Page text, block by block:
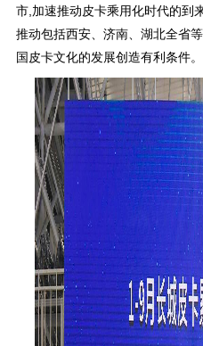
市,加速推动皮卡乘用化时代的到
推动包括西安、济南、湖北全省
国皮卡文化的发展创造有利条件。